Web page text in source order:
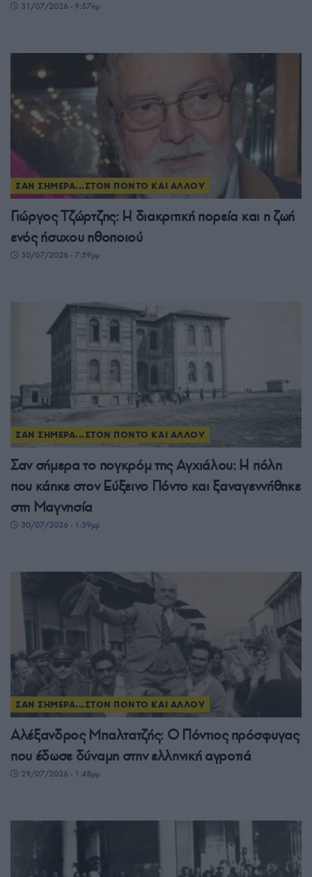
31/07/2026 - 9:57πμ
ΣΑΝ ΣΗΜΕΡΑ...ΣΤΟΝ ΠΟΝΤΟ ΚΑΙ ΑΛΛΟΥ
Γιώργος Τζώρτζης: Η διακριτική πορεία και η ζωή
ενός ήσυχου ηθοποιού
30/07/2026 - 7:59μμ
ΣΑΝ ΣΗΜΕΡΑ...ΣΤΟΝ ΠΟΝΤΟ ΚΑΙ ΑΛΛΟΥ
Σαν σήμερα το πογκρόμ της Αγχιάλου: Η πόλη
που κάηκε στον Εύξεινο Πόντο και ξαναγεννήθηκε
στη Μαγνησία
30/07/2026 - 1:39μμ
ΣΑΝ ΣΗΜΕΡΑ...ΣΤΟΝ ΠΟΝΤΟ ΚΑΙ ΑΛΛΟΥ
Αλέξανδρος Μπαλτατζής: Ο Πόντιος πρόσφυγας
που έδωσε δύναμη στην ελληνική αγροτιά
29/07/2026 - 1:48μμ